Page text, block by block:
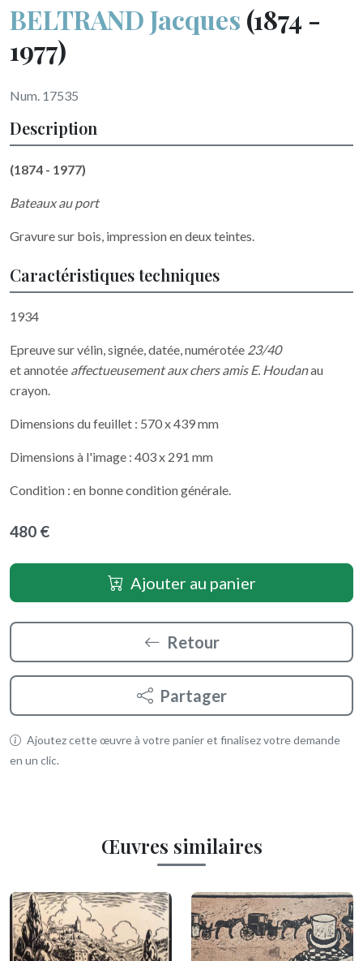
BELTRAND Jacques (1874 -
1977)
Num. 17535
Description
(1874 - 1977)
Bateaux au port
Gravure sur bois, impression en deux teintes.
Caractéristiques techniques
1934
Epreuve sur vélin, signée, datée, numérotée 23/40
et annotée affectueusement aux chers amis E. Houdanau
crayon.
Dimensions du feuillet : 570 x 439 mm
Dimensions à l'image : 403 x 291 mm
Condition : en bonne condition générale.
480 €
Ajouter au panier
Retour
Partager
Ajoutez cette œuvre à votre panier et finalisez votre demande
en un clic.
Œuvres similaires